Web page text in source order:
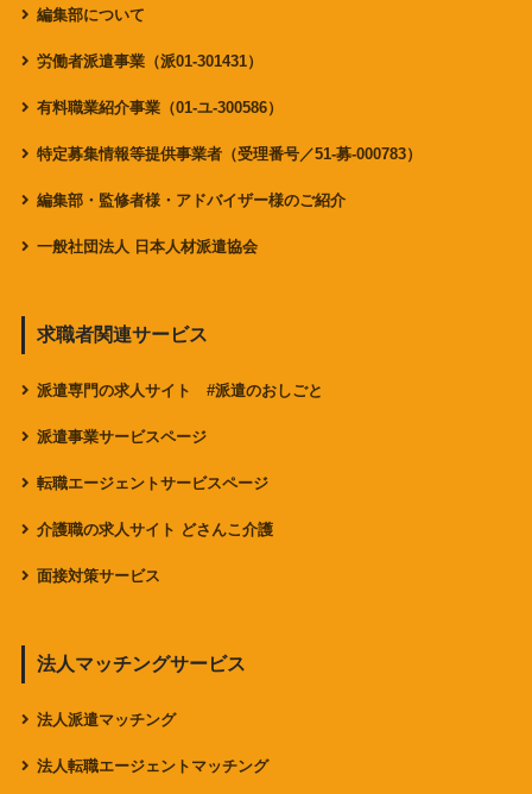
編集部について
労働者派遣事業（派01-301431）
有料職業紹介事業（01-ユ-300586）
特定募集情報等提供事業者（受理番号／51-募-000783）
編集部・監修者様・アドバイザー様のご紹介
一般社団法人 日本人材派遣協会
求職者関連サービス
派遣専門の求人サイト #派遣のおしごと
派遣事業サービスページ
転職エージェントサービスページ
介護職の求人サイト どさんこ介護
面接対策サービス
法人マッチングサービス
法人派遣マッチング
法人転職エージェントマッチング